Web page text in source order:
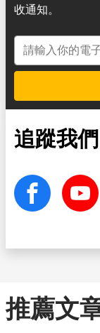
收通知。
電子郵件地址
追蹤我們
facebook Youtube
推薦文